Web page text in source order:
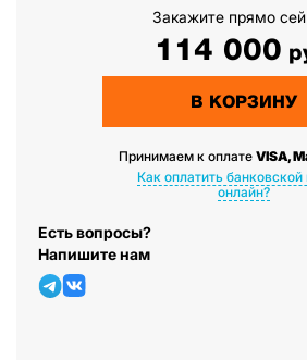
Закажите прямо
114 000
В КОРЗИНУ
Принимаем к оплате VISA,
Как оплатить банковской
онлайн?
Есть вопросы?
Напишите нам